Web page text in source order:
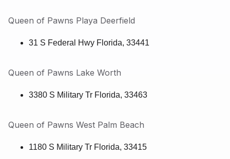
Queen of Pawns Playa Deerfield
31 S Federal Hwy Florida, 33441
Queen of Pawns Lake Worth
3380 S Military Tr Florida, 33463
Queen of Pawns West Palm Beach
1180 S Military Tr Florida, 33415